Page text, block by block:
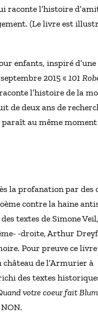
raconte l’histoire
(Le livre est
enfants, inspiré
2015 « 101
l’histoire de la
de deux ans de
au même
la profanation par des
contre la haine
textes de Simone
-droite, Arthur
Pour preuve ce
de l’Armurier à
des textes
votre coeur fait Blum